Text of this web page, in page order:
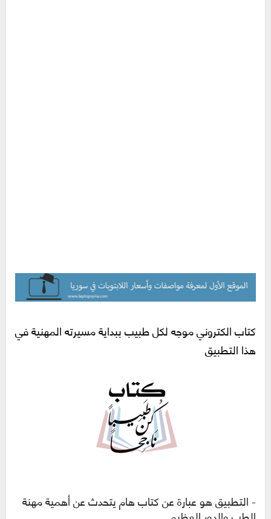
كتاب الكتروني موجه لكل طبيب ببداية مسيرته المهنية في
هذا التطبيق
- التطبيق هو عبارة عن كتاب هاميتحدث عن أهمية مهنة